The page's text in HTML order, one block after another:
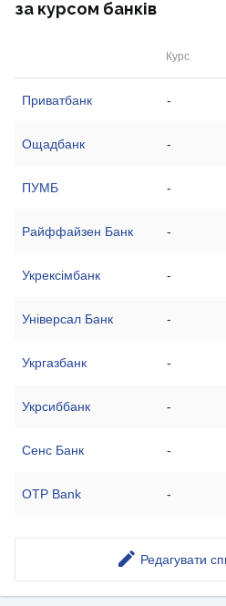
за курсом банків
Курс
Приватбанк -
Ощадбанк -
ПУМБ -
Райффайзен Банк -
Укрексімбанк -
Універсал Банк -
Укргазбанк -
Укрсиббанк -
Сенс Банк -
OTP Bank -
Редагувати